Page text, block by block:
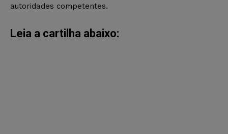
autoridades competentes.
Leia a cartilha abaixo: